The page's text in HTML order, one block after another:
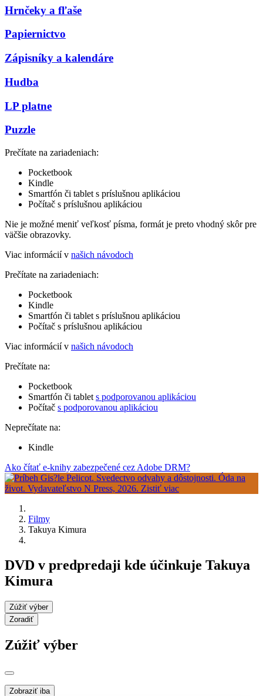
Hrnčeky a fľaše
Papiernictvo
Zápisníky a kalendáre
Hudba
LP platne
Puzzle
Prečítate na zariadeniach:
Pocketbook
Kindle
Smartfón či tablet s príslušnou aplikáciou
Počítač s príslušnou aplikáciou
Nie je možné meniť veľkosť písma, formát je preto vhodný skôr pre
väčšie obrazovky.
Viac informácií v našich návodoch
Prečítate na zariadeniach:
Pocketbook
Kindle
Smartfón či tablet s príslušnou aplikáciou
Počítač s príslušnou aplikáciou
Viac informácií v našich návodoch
Prečítate na:
Pocketbook
Smartfón či tablet s podporovanou aplikáciou
Počítač s podporovanou aplikáciou
Neprečítate na:
Kindle
Ako čítať e-knihy zabezpečené cez Adobe DRM?
Filmy
Takuya Kimura
DVD v predpredaji kde účinkuje Takuya
Kimura
Zúžiť výber
Zoradiť
Zúžiť výber
Zobraziť iba